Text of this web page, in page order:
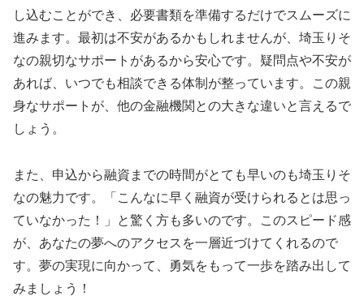
し込むことができ、必要書類を準備するだけでスムーズに
進みます。最初は不安があるかもしれませんが、埼玉りそ
なの親切なサポートがあるから安心です。疑問点や不安が
あれば、いつでも相談できる体制が整っています。この親
身なサポートが、他の金融機関との大きな違いと言えるで
しょう。
また、申込から融資までの時間がとても早いのも埼玉りそ
なの魅力です。「こんなに早く融資が受けられるとは思っ
ていなかった！」と驚く方も多いのです。このスピード感
が、あなたの夢へのアクセスを一層近づけてくれるので
す。夢の実現に向かって、勇気をもって一歩を踏み出して
みましょう！